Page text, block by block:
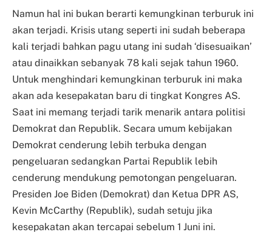
Namun hal ini bukan berarti kemungkinan terburuk ini
akan terjadi. Krisis utang seperti ini sudah beberapa
kali terjadi bahkan pagu utang ini sudah ‘disesuaikan’
atau dinaikkan sebanyak 78 kali sejak tahun 1960.
Untuk menghindari kemungkinan terburuk ini maka
akan ada kesepakatan baru di tingkat Kongres AS.
Saat ini memang terjadi tarik menarik antara politisi
Demokrat dan Republik. Secara umum kebijakan
Demokrat cenderung lebih terbuka dengan
pengeluaran sedangkan Partai Republik lebih
cenderung mendukung pemotongan pengeluaran.
Presiden Joe Biden (Demokrat) dan Ketua DPR AS,
Kevin McCarthy (Republik), sudah setuju jika
kesepakatan akan tercapai sebelum 1 Juni ini.